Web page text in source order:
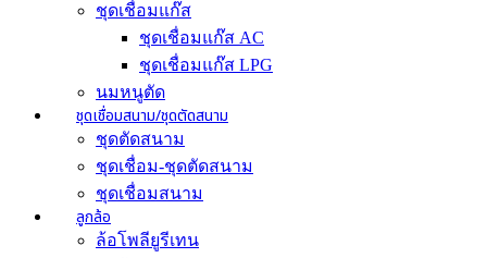
ชุดเชื่อมแก๊ส
ชุดเชื่อมแก๊ส AC
ชุดเชื่อมแก๊ส LPG
นมหนูตัด
ชุดเชื่อมสนาม/ชุดตัดสนาม
ชุดตัดสนาม
ชุดเชื่อม-ชุดตัดสนาม
ชุดเชื่อมสนาม
ลูกล้อ
ล้อโพลียูรีเทน